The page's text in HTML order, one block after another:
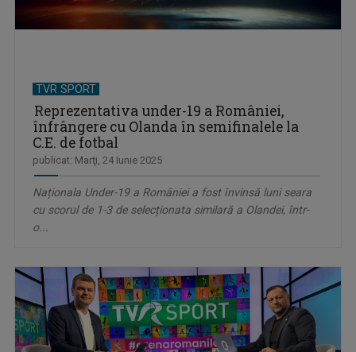
TVR SPORT
Reprezentativa under-19 a României,
înfrângere cu Olanda în semifinalele la
C.E. de fotbal
publicat: Marţi, 24 Iunie 2025
Naționala Under-19 a României a fost învinsă luni seara
cu scorul de 1-3 de selecționata similară a Olandei, într-
o...